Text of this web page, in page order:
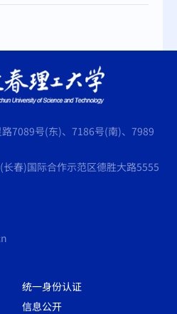
7089号(东)、7186号(南)、7989
)国际合作示范区德胜大路5555
统一身份认证
信息公开